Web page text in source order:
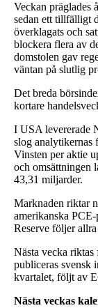
Veckan präglades
sedan ett tillfälligt
överklagats och
blockera flera av
domstolen gav
väntan på slutlig
Det breda
kortare
I USA levererade
slog analytikernas
Vinsten per aktie
och omsättningen
43,31 miljarder.
Marknaden riktar
amerikanska
Reserve följer allra
Nästa vecka riktas
publiceras svensk
kvartalet, följt av
Nästa veckas